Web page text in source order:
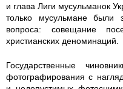
n
o
v
y
n
o
v
y
-
9
9
6
-
5
9
9
n
o
v
y
и глава Лиги мусульманок
только мусульмане были
вопроса: совещание
христианских деноминаций.
Государственные
фотографирования с